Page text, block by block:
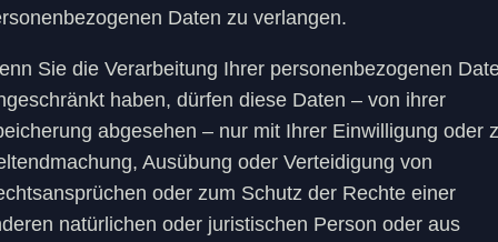
Daten zu verlangen.
Sie die Verarbeitung Ihrer personenbezogenen
haben, dürfen diese Daten – von ihrer
abgesehen – nur mit Ihrer Einwilligung oder
Ausübung oder Verteidigung von
oder zum Schutz der Rechte einer
natürlichen oder juristischen Person oder aus